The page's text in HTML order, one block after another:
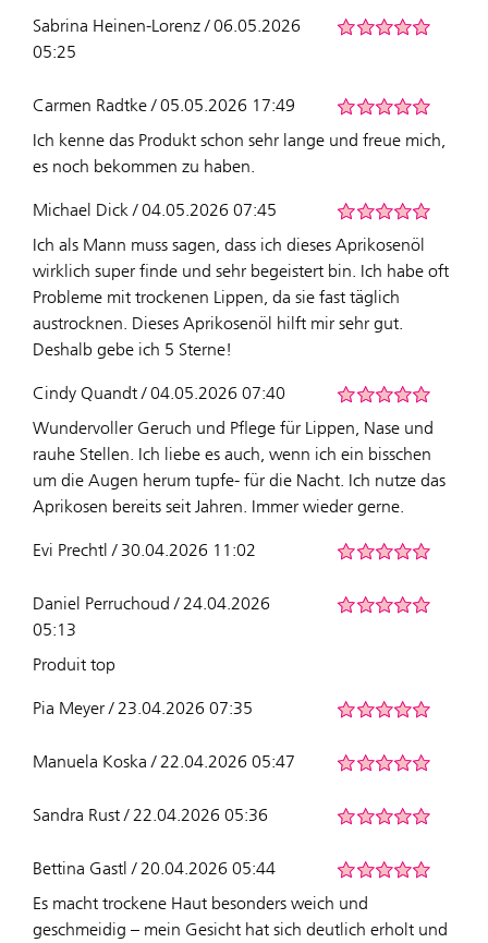
Sabrina Heinen-Lorenz / 06.05.2026
05:25
Carmen Radtke / 05.05.2026 17:49
Ich kenne das Produkt schon sehr lange und freue mich,
es noch bekommen zu haben.
Michael Dick / 04.05.2026 07:45
Ich als Mann muss sagen, dass ich dieses Aprikosenöl
wirklich super finde und sehr begeistert bin. Ich habe oft
Probleme mit trockenen Lippen, da sie fast täglich
austrocknen. Dieses Aprikosenöl hilft mir sehr gut.
Deshalb gebe ich 5 Sterne!
Cindy Quandt / 04.05.2026 07:40
Wundervoller Geruch und Pflege für Lippen, Nase und
rauhe Stellen. Ich liebe es auch, wenn ich ein bisschen
um die Augen herum tupfe- für die Nacht. Ich nutze das
Aprikosen bereits seit Jahren. Immer wieder gerne.
Evi Prechtl / 30.04.2026 11:02
Daniel Perruchoud / 24.04.2026
05:13
Produit top
Pia Meyer / 23.04.2026 07:35
Manuela Koska / 22.04.2026 05:47
Sandra Rust / 22.04.2026 05:36
Bettina Gastl / 20.04.2026 05:44
Es macht trockene Haut besonders weich und
geschmeidig – mein Gesicht hat sich deutlich erholt und